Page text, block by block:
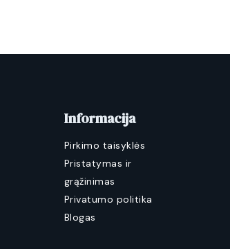
Informacija
Pirkimo taisyklės
Pristatymas ir
grąžinimas
Privatumo politika
Blogas